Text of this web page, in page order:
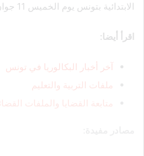
الابتدائية بتونس يوم الخميس 11 جوان 2026.
اقرأ أيضا:
آخر أخبار البكالوريا في تونس
ملفات التربية والتعليم
متابعة القضايا والملفات